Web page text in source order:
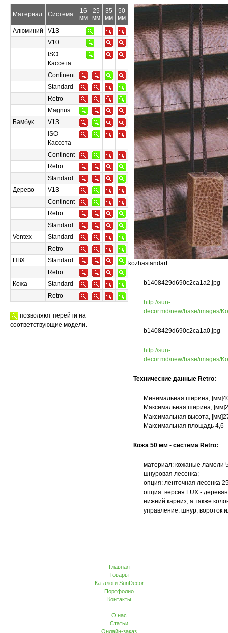
Материал Система
16
мм
25
мм
35
мм
50
мм
Алюминий
V13
V10
ISO
Кассета
Continent
Standard
Retro
Magnus
Бамбук
V13
ISO
Кассета
Continent
Retro
Standard
Дерево
V13
Continent
Retro
Standard
Ventex
Standard
Retro
ПВХ
Standard
Retro
Кожа
Standard
Retro
позволяют перейти на
соответствующие модели.
kozhastandart
b1408429d690c2ca1a2.jpg
http://sun-
decor.md/new/base/images/
b1408429d690c2ca1a0.jpg
http://sun-
decor.md/new/base/images/
Технические данные Retro:
Минимальная ширина,
Максимальная ширина,
Максимальная высота,
Mаксимальная площадь 4,6
Кожа 50 мм - система Retro:
материал: кожаные ламели
шнуровая лесенка;
опция: ленточная лесенка
опция: версия LUX -
нижний карниз, а также
управление: шнур, вороток
Главная
Товары
Каталоги SunDecor
Портфолио
Контакты
О нас
Статьи
Онлайн-заказ